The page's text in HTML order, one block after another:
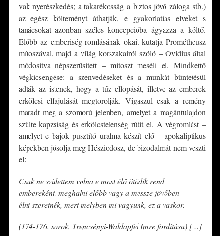
vak nyerészkedés; a takarékosság a biztos jövő záloga stb.)
az egész költeményt áthatják, e gyakorlatias elveket s
tanácsokat azonban széles koncepcióba ágyazza a költő.
Előbb az emberiség romlásának okait kutatja Prométheusz
mítoszával, majd a világ korszakairól szóló – Ovidius által
módosítva népszerűsített – mítoszt meséli el. Mindkettő
végkicsengése: a szenvedéseket és a munkát büntetésül
adták az istenek, hogy a tűz ellopását, illetve az emberek
erkölcsi elfajulását megtorolják. Vigaszul csak a remény
maradt meg a szomorú jelenben, amelyet a magántulajdon
szülte kapzsiság és erkölcstelenség rútít el. A végromlást –
amelyet e bajok pusztító uralma készít elő – apokaliptikus
képekben jósolja meg Hésziodosz, de bizodalmát nem veszti
el:
Csak ne születtem volna e most élő ötödik rend
embereként, meghalni előbb vagy a messze jövőben
élni szeretnék, mert melyben mi vagyunk, ez a vaskor.
(174-176. sorok, Trencsényi-Waldapfel Imre fordítása) […]